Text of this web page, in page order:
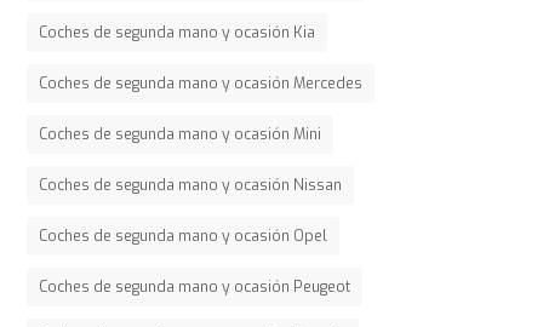
Coches de segunda mano y ocasión Kia
Coches de segunda mano y ocasión Mercedes
Coches de segunda mano y ocasión Mini
Coches de segunda mano y ocasión Nissan
Coches de segunda mano y ocasión Opel
Coches de segunda mano y ocasión Peugeot